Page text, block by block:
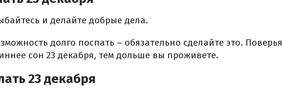
и делайте добрые дела.
долго поспать – обязательно сделайте это. Поверья
сон 23 декабря, тем дольше вы проживете.
23 декабря